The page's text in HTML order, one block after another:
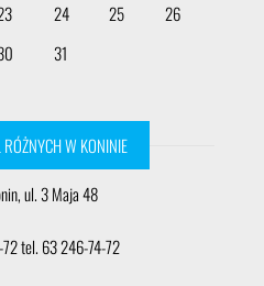
24 25
26
31
W KONINIE
ul. 3 Maja 48
tel. 63 246-74-72